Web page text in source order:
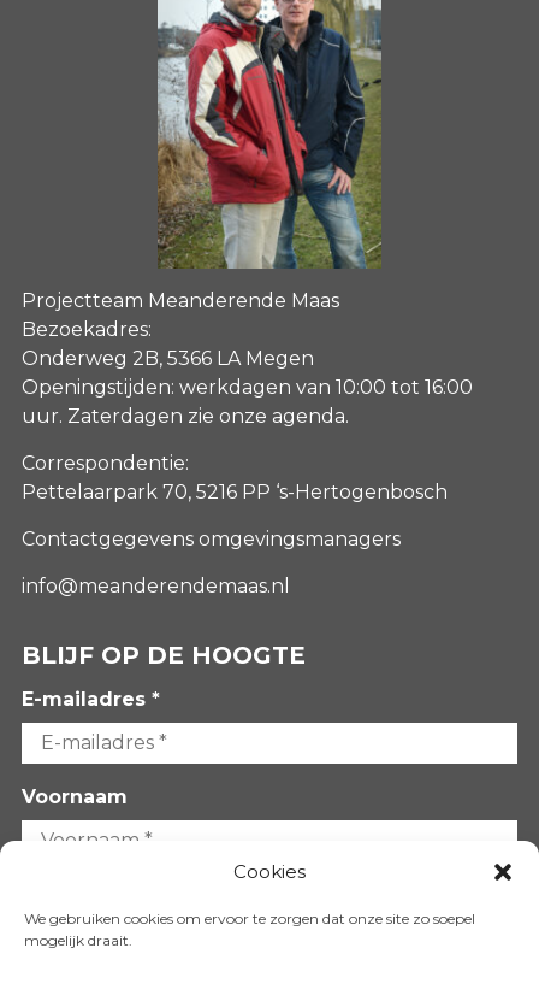
Cookies
We gebruiken cookies om ervoor te zorgen dat onze site zo soepel
mogelijk draait.
Projectteam Meanderende Maas
Bezoekadres:
Onderweg 2B, 5366 LA Megen
Openingstijden: werkdagen van 10:00 tot 16:00
uur. Zaterdagen zie onze agenda.
Correspondentie:
Pettelaarpark 70, 5216 PP ‘s-Hertogenbosch
Contactgegevens omgevingsmanagers
info@meanderendemaas.nl
BLIJF OP DE HOOGTE
E-mailadres *
Voornaam